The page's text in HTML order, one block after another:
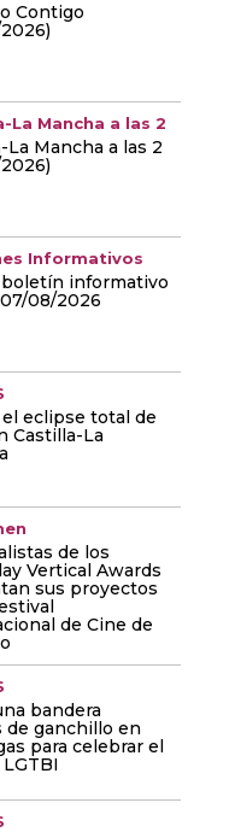
Contigo
La Mancha a las 2
La Mancha a las 2
Informativos
informativo
08/2026
eclipse total de
Castilla-La
de los
Vertical Awards
sus proyectos
de Cine de
bandera
de ganchillo en
para celebrar el